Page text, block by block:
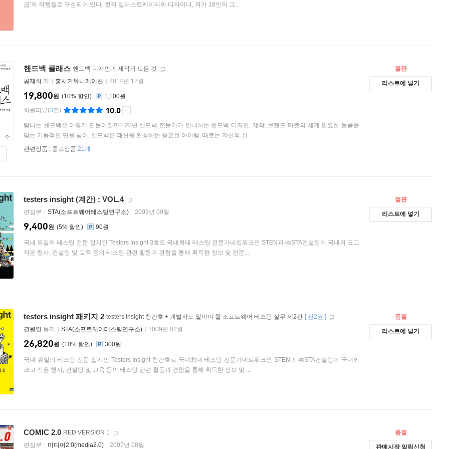
급’의 작품들로 구성되어 있다. 현직 일러스트레이터와 디자이너, 작가 18인의 그...
핸드백 클래스 핸드백 디자인과 제작의 모든 것
공재희 저 홍시커뮤니케이션 2014년 12월
10%
19,800원
1,100원
회원리뷰(3건) 10.0
탐나는 핸드백은 어떻게 만들어질까? 20년 핸드백 전문가가 안내하는 핸드백 디자인, 제작, 브랜드 마켓의 세계 필요한 물품을
담는 기능적인 면을 넘어, 핸드백은 패션을 완성하는 중요한 아이템, 때로는 자신의 취...
관련상품 : 중고상품 21개
절판
리스트에 넣기
testers insight (계간) : VOL.4
편집부 STA(소프트웨어테스팅연구소) 2009년 09월
5%
9,400원 90원
국내 유일의 테스팅 전문 잡지인 Testers Insight 3호로 국내최대 테스팅 전문가네트워크인 STEN과 ㈜STA컨설팅이 국내외 크고
작은 행사, 컨설팅 및 교육 등의 테스팅 관련 활동과 경험을 통해 획득한 정보 및 전문...
절판
리스트에 넣기
testers insight 패키지 2 testers insight 창간호 + 개발자도 알아야 할 소프트웨어 테스팅 실무 제2판 [ 전2권 ]
권원일 등저 STA(소프트웨어테스팅연구소) 2009년 02월
10%
26,820원 300원
국내 유일의 테스팅 전문 잡지인 Testers Insight 창간호로 국내최대 테스팅 전문가네트워크인 STEN과 ㈜STA컨설팅이 국내외
크고 작은 행사, 컨설팅 및 교육 등의 테스팅 관련 활동과 경험을 통해 획득한 정보 및 ...
품절
리스트에 넣기
COMIC 2.0 RED VERSION 1
편집부
미디어2.0(media2.0) 2007년 08월
품절
판매시작 알림신청